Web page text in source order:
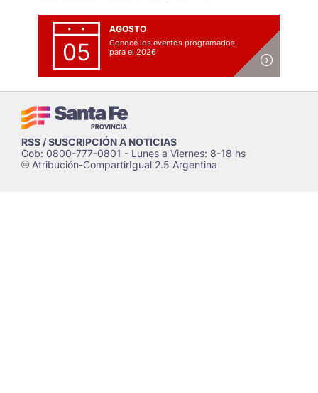
05
AGOSTO
Conocé los eventos programados
para el 2026
RSS / SUSCRIPCIÓN A NOTICIAS
Gob: 0800-777-0801 - Lunes a Viernes: 8-18 hs
cAtribución-CompartirIgual 2.5 Argentina